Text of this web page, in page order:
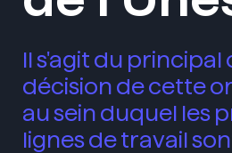
Il s'agit du principal
décision de cette
au sein duquel les
lignes de travail